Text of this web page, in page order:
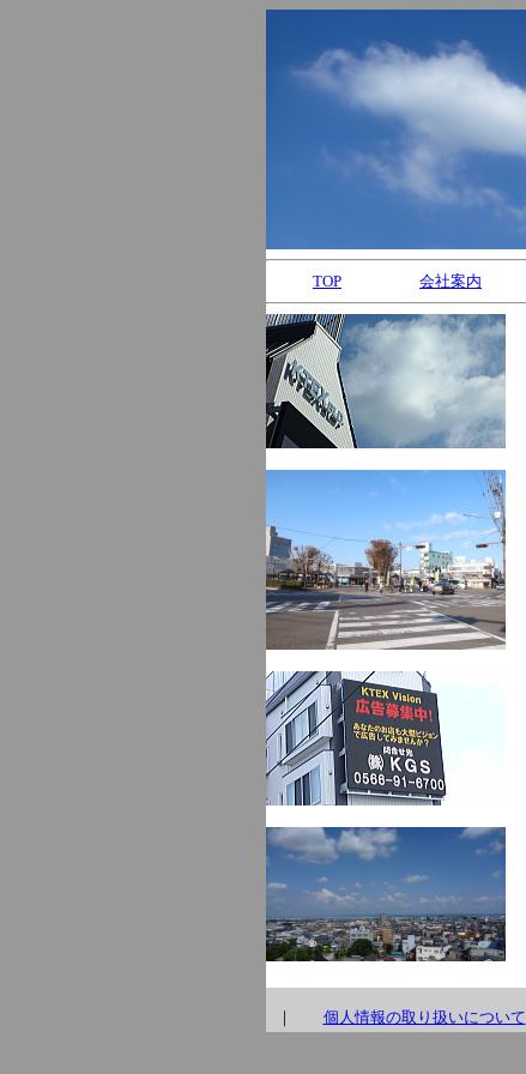
TOP 会社案内
｜ 個人情報の取り扱いについて